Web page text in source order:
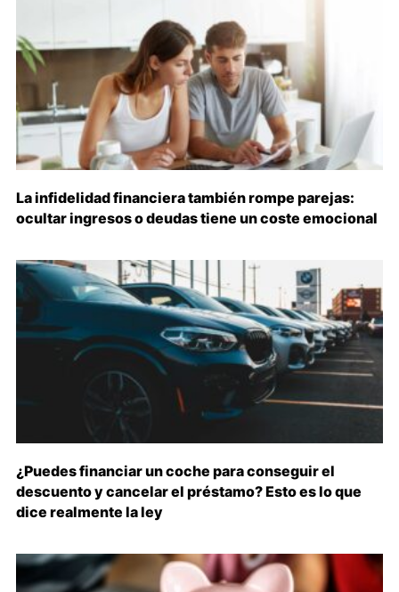
La infidelidad financiera también rompe parejas:
ocultar ingresos o deudas tiene un coste emocional
¿Puedes financiar un coche para conseguir el
descuento y cancelar el préstamo? Esto es lo que
dice realmente la ley